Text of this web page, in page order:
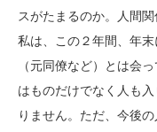
スがたまるのか。人間
私は、この２年間、年
（元同僚など）とは会
はものだけでなく人も
りません。ただ、今後